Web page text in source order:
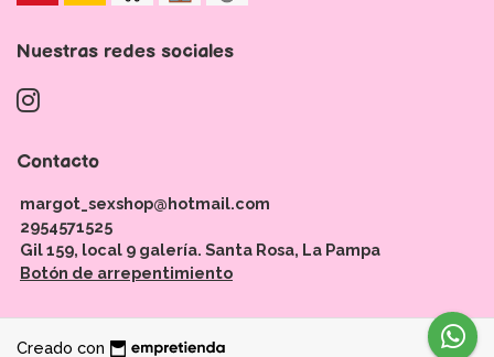
Nuestras redes sociales
Contacto
margot_sexshop@hotmail.com
2954571525
Gil 159, local 9 galería. Santa Rosa, La Pampa
Botón de arrepentimiento
Creado con